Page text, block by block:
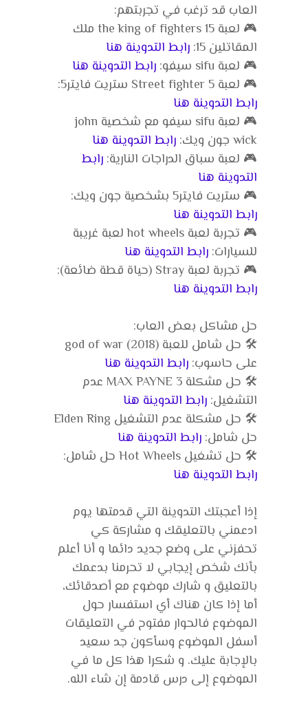
العاب قد ترغب في تجربتهم:
🎮 لعبة the king of fighters 15 ملك
المقاتلين 15:
رابط التدوينة هنا
🎮 لعبة sifu سيفو:
رابط التدوينة هنا
🎮 لعبة Street fighter 5 ستريت فايتر5:
رابط التدوينة هنا
🎮 لعبة sifu سيفو مع شخصية john
wick جون ويك:
رابط التدوينة هنا
🎮 لعبة سباق الدراجات النارية: رابط
التدوينة هنا
🎮 ستريت فايتر5 بشخصية جون ويك:
رابط التدوينة هنا
🎮 تجربة لعبة hot wheels لعبة غريبة
للسيارات: رابط التدوينة هنا
🎮 تجربة لعبة Stray (حياة قطة ضائعة):
رابط التدوينة هنا
حل مشاكل بعض العاب:
🛠️ حل شامل للعبة god of war (2018)
على حاسوب: رابط التدوينة هنا
🛠️ حل مشكلة MAX PAYNE 3 عدم
التشغيل: رابط التدوينة هنا
🛠️ حل مشكلة عدم التشغيل Elden Ring
حل شامل: رابط التدوينة هنا
🛠️ حل تشغيل Hot Wheels حل شامل:
رابط التدوينة هنا
إذا أعجبتك التدوينة التي قدمتها يوم
ادعمني بالتعليقك و مشاركة كي
تحفزني على وضع جديد دائما و أنا أعلم
بأنك شخص إيجابي لا تحرمنا بدعمك
بالتعليق و شارك موضوع مع أصدقائك،
أما إذا كان هناك أي استفسار حول
الموضوع فالحوار مفتوح في التعليقات
أسفل الموضوع وسأكون جد سعيد
بالإجابة عليك. و شكرا هذا كل ما في
الموضوع إلى درس قادمة إن شاء الله.